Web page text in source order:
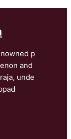
p
and
unde